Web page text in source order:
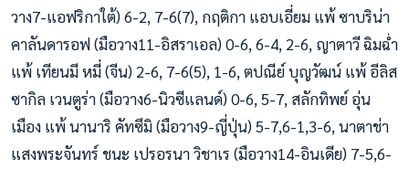
วาง7-แอฟริกาใต้) 6-2, 7-6(7), กฤติกา แอบเอี่ยม แพ้ ซาบริน่า
คาลันดารอฟ (มือวาง11-อิสราเอล) 0-6, 6-4, 2-6, ญาตาวี ฉิมฉ่ำ
แพ้ เทียนมี หมี่ (จีน) 2-6, 7-6(5), 1-6, ตปณีย์ บุญวัฒน์ แพ้ อีลิส
ซากิล เวนตูร่า (มือวาง6-นิวซีแลนด์) 0-6, 5-7, สลักทิพย์ อุ่น
เมือง แพ้ นานาริ คัทซึมิ (มือวาง9-ญี่ปุ่น) 5-7,6-1,3-6, นาตาช่า
แสงพระจันทร์ ชนะ เปรอรนา วิชาเร (มือวาง14-อินเดีย) 7-5,6-